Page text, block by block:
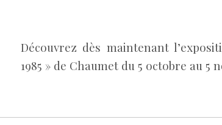
Découvrez dès maintenant
1985 » de Chaumet du 5 octobre au 5